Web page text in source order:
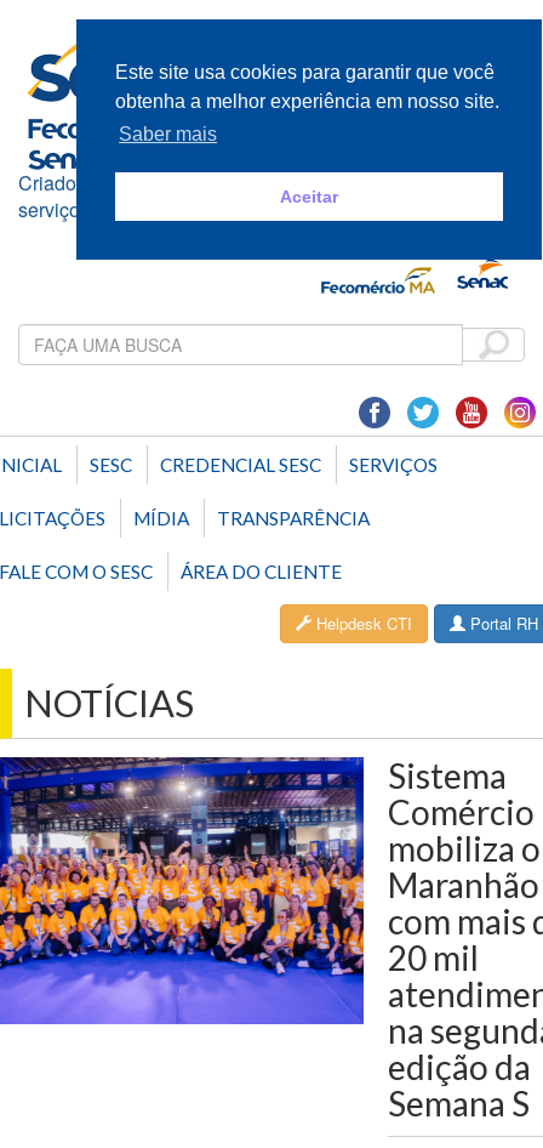
Criado e mantido pelos empresários do comércio de bens,
serviços e turismo
SESC CREDENCIAL SESC SERVIÇOS
LICITAÇÕES MÍDIA TRANSPARÊNCIA
FALE COM O SESC ÁREA DO CLIENTE
Portal RH
Helpdesk CTI
NOTÍCIAS
Sistema
Comércio
mobiliza o
Maranhão
com mais
20 mil
na
edição da
Semana S
Este site usa cookies para garantir que você
obtenha a melhor experiência em nosso site.
Saber mais
Aceitar